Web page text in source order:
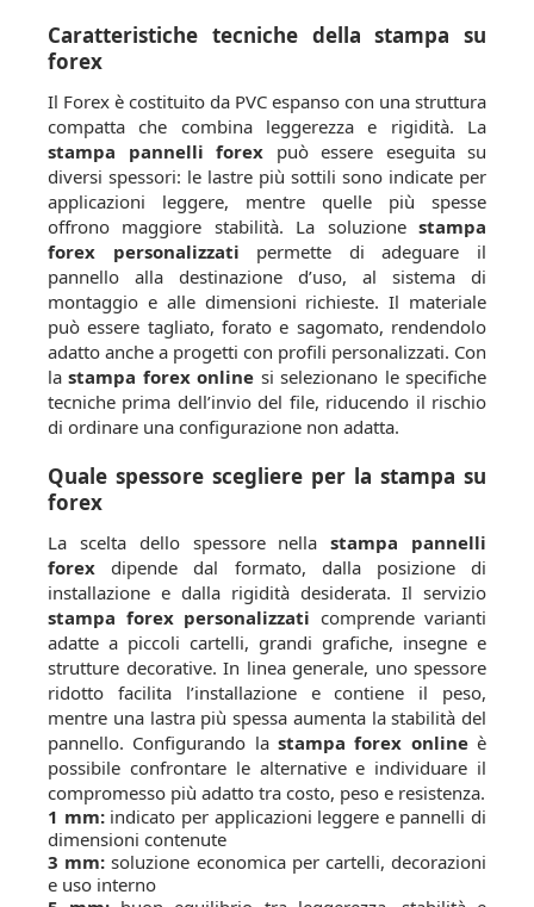
Caratteristiche tecniche della stampa su
forex
Il Forex è costituito da PVC espanso con una struttura
compatta che combina leggerezza e rigidità. La
stampa pannelli forex può essere eseguita su
diversi spessori: le lastre più sottili sono indicate per
applicazioni leggere, mentre quelle più spesse
offrono maggiore stabilità. La soluzione stampa
forex personalizzati permette di adeguare il
pannello alla destinazione d’uso, al sistema di
montaggio e alle dimensioni richieste. Il materiale
può essere tagliato, forato e sagomato, rendendolo
adatto anche a progetti con profili personalizzati. Con
lastampa forex online si selezionano le specifiche
tecniche prima dell’invio del file, riducendo il rischio
di ordinare una configurazione non adatta.
Quale spessore scegliere per la stampa su
forex
La scelta dello spessore nellastampa pannelli
forex dipende dal formato, dalla posizione di
installazione e dalla rigidità desiderata. Il servizio
stampa forex personalizzati comprende varianti
adatte a piccoli cartelli, grandi grafiche, insegne e
strutture decorative. In linea generale, uno spessore
ridotto facilita l’installazione e contiene il peso,
mentre una lastra più spessa aumenta la stabilità del
pannello. Configurando la stampa forex onlineè
possibile confrontare le alternative e individuare il
compromesso più adatto tra costo, peso e resistenza.
1 mm:indicato per applicazioni leggere e pannelli di
dimensioni contenute
3 mm: soluzione economica per cartelli, decorazioni
e uso interno